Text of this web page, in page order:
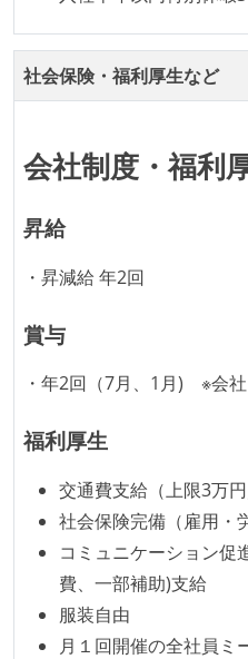
全体のスケジュール管
ながら、納期または盛り
成技術は、基本的に最新
ーまたはペアプログラミ
観をメンバー全員が共有
何らかのコーディング規
うにしている
テストの実施度
ほとんどのプロダクト
施している
ほとんどの機能に受け
社会保険・福利厚生など
会社制度・福利
昇給
・昇減給 年2回
賞与
・年2回（7月、1月) ※会
福利厚生
交通費支給（上限3万円
社会保険完備（雇用・
コミュニケーション促
費、一部補助)支給
服装自由
月１回開催の全社員ミ